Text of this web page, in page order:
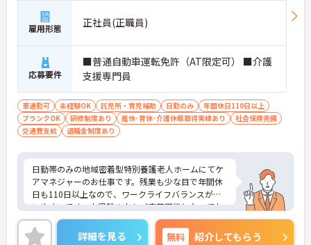
雇用形態 正社員(正職員)
応募要件
■普通自動車運転免許（AT限定可） ■介護
支援専門員
車通勤可 未経験OK 託児所・育児補助 日勤のみ
年間休日110日以上
ブランクOK
研修制度あり 産休･育休･介護休暇取得実績あり
社会保険完備
交通費支給
退職金制度あり
日勤帯のみの地域密着型特別養護老人ホームにてケ
アマネジャーのお仕事です。残業も少な目で年間休
日も110日以上なので、ワークライフバランスが整
いやすいです。未経験の方もご応募可能となってお
ります。少しでもご興味を持たれましたらお問合せ
ください。
詳細を見る 無料 紹介してもらう